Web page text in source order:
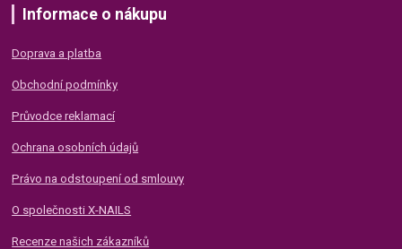
Informace o nákupu
Doprava a platba
Obchodní podmínky
Průvodce reklamací
Ochrana osobních údajů
Právo na odstoupení od smlouvy
O společnosti X-NAILS
Recenze našich zákazníků